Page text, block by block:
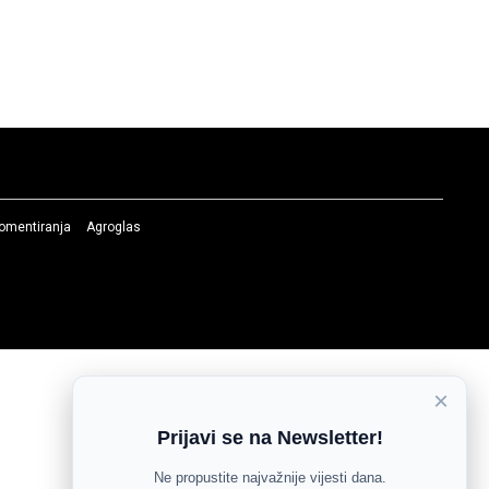
Agroglas
×
Prijavi se na Newsletter!
Ne propustite najvažnije vijesti dana.